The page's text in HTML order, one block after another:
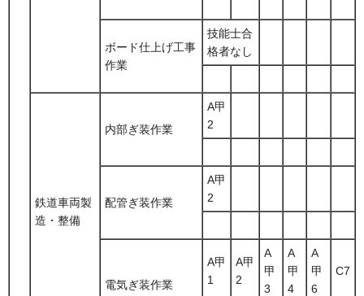
ボード仕上げ工事
作業
技能士合
格者なし
鉄道車両製
造・整備
内部ぎ装作業
A甲
2
配管ぎ装作業
A甲
2
電気ぎ装作業
A甲
1
A甲
2
A
甲
3
A
甲
4
A
甲
6
C7